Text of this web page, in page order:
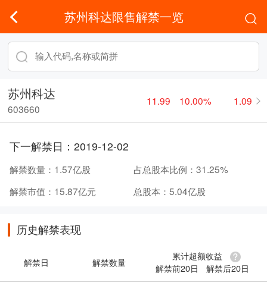
苏州科达限售解禁一览
苏州科达
603660
11.99 10.00% 1.09
下一解禁日： 2019-12-02
解禁数量： 1.57亿股 占总股本比例： 31.25%
解禁市值： 15.87亿元 总股本： 5.04亿股
历史解禁表现
解禁日 解禁数量
累计超额收益
解禁前20日
解禁后20日